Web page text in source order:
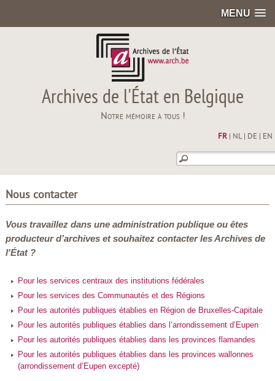
MENU
Archives de l'État en Belgique
Notre mémoire à tous !
FR| NL| DE EN
Nous contacter
Vous travaillez dans une administration publique ou êtes
producteur d’archives et souhaitez contacter les Archives de
l'État ?
Pour les services centraux des institutions fédérales
Pour les services des Communautés et des Régions
Pour les autorités publiques établies en Région de Bruxelles-Capitale
Pour les autorités publiques établies dans l’arrondissement d’Eupen
Pour les autorités publiques établies dans les provinces flamandes
Pour les autorités publiques établies dans les provinces wallonnes
(arrondissement d’Eupen excepté)